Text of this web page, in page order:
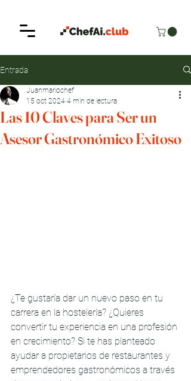
Entrada
Las 10 Claves para Ser un
Asesor Gastronómico Exitoso
Juanmariochef
15 oct 2024 4 min de lectura
¿Te gustaría dar un nuevo paso en tu
carrera en la hostelería? ¿Quieres
convertir tu experiencia en una profesión
en crecimiento? Si te has planteado
ayudar a propietarios de restaurantes y
emprendedores gastronómicos a través